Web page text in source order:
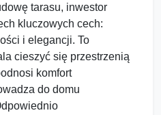
tarasu, inwestor
kluczowych cech:
i elegancji. To
cieszyć się przestrzenią
komfort
do domu